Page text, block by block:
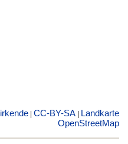
CC-BY-SA Landkarte
OpenStreetMap